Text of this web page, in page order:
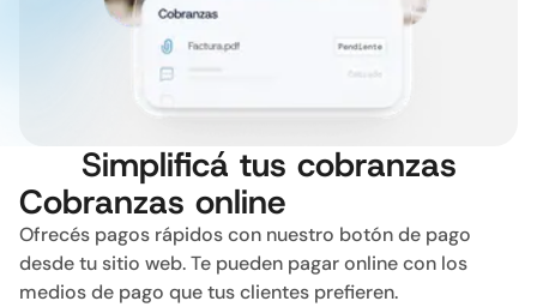
Simplificá tus cobranzas
Cobranzas online
Ofrecés pagos rápidos con nuestro botón de pago
desde tu sitio web. Te pueden pagar online con los
medios de pago que tus clientes prefieren.